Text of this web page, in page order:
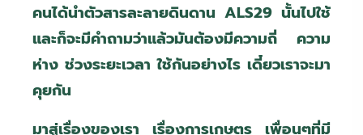
คนได้นำตัวสารละลายดินดาน ALS29 นั้นไปใช้
และก็จะมีคำถามว่าแล้วมันต้องมีความถี่ ความ
ห่าง ช่วงระยะเวลา ใช้กันอย่างไร เดี๋ยวเราจะมา
คุยกัน
มาสู่เรื่องของเรา เรื่องการเกษตร เพื่อนๆที่มี